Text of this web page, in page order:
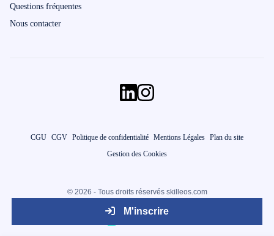
M'inscrire
Questions fréquentes
Nous contacter
CGU CGV Politique de confidentialité Mentions Légales Plan du site
Gestion des Cookies
© 2026 - Tous droits réservés skilleos.com